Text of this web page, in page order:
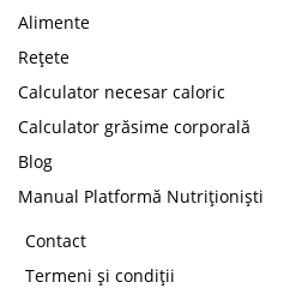
Alimente
Rețete
Calculator necesar caloric
Calculator grăsime corporală
Blog
Manual Platformă Nutriționiști
Contact
Termeni și condiții